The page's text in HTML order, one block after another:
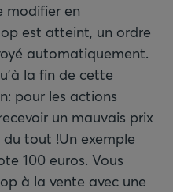
modifier en
est atteint, un ordre
automatiquement.
la fin de cette
pour les actions
un mauvais prix
tout !Un exemple
100 euros. Vous
à la vente avec une